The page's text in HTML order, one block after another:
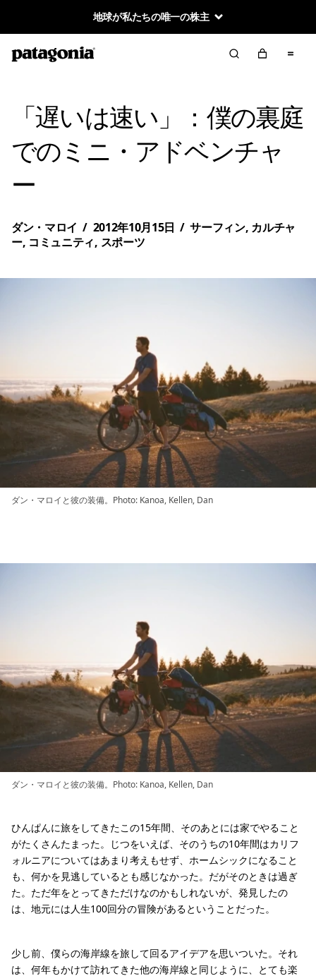
地球が私たちの唯一の株主
「遅いは速い」：僕の裏庭
でのミニ・アドベンチャ
ー
ダン・マロイ / 2012年10月15日 / サーフィン, カルチャ
ー, コミュニティ, スポーツ
ダン・マロイと彼の装備。Photo: Kanoa, Kellen, Dan
ダン・マロイと彼の装備。Photo: Kanoa, Kellen, Dan
ひんぱんに旅をしてきたこの15年間、そのあとには家でやること
がたくさんたまった。じつをいえば、そのうちの10年間はカリフ
ォルニアについてはあまり考えもせず、ホームシックになること
も、何かを見逃しているとも感じなかった。だがそのときは過ぎ
た。ただ年をとってきただけなのかもしれないが、発見したの
は、地元には人生100回分の冒険があるということだった。
少し前、僕らの海岸線を旅して回るアイデアを思いついた。それ
は、何年もかけて訪れてきた他の海岸線と同じように、とても楽